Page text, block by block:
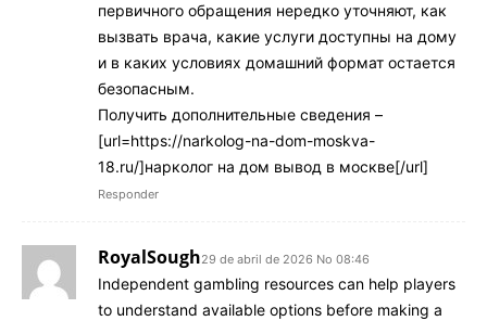
первичного обращения нередко уточняют, как
вызвать врача, какие услуги доступны на дому
и в каких условиях домашний формат остается
безопасным.
Получить дополнительные сведения –
[url=https://narkolog-na-dom-moskva-
18.ru/]нарколог на дом вывод в москве[/url]
Responder
RoyalSough29 de abril de 2026 No 08:46
Independent gambling resources can help players
to understand available options before making a